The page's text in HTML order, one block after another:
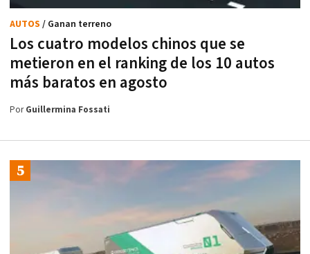
Los cuatro modelos chinos que se
metieron en el ranking de los 10 autos
más baratos en agosto
AUTOS / Ganan terreno
PorGuillermina Fossati